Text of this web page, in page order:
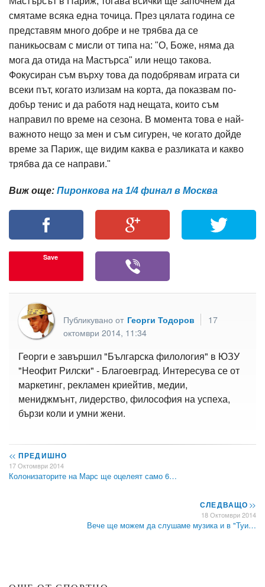
смятаме всяка една точица. През цялата година се
представям много добре и не трябва да се
паникьосвам с мисли от типа на: "О, Боже, няма да
мога да отида на Мастърса" или нещо такова.
Фокусиран съм върху това да подобрявам играта си
всеки път, когато излизам на корта, да показвам по-
добър тенис и да работя над нещата, които съм
направил по време на сезона. В момента това е най-
важното нещо за мен и съм сигурен, че когато дойде
време за Париж, ще видим каква е разликата и какво
трябва да се направи."
Виж още: Пиронкова на 1/4 финал в Москва
Save
Публикувано от Георги Тодоров
17
октомври 2014, 11:34
Георги е завършил "Българска филология" в ЮЗУ
"Неофит Рилски" - Благоевград. Интересува се от
маркетинг, рекламен криейтив, медии,
мениджмънт, лидерство, философия на успеха,
бързи коли и умни жени.
<< ПРЕДИШНО
17 Октомври 2014
Колонизаторите на Марс ще оцелеят само 6…
СЛЕДВАЩО>>
18 Октомври 2014
Вече ще можем да слушаме музика и в "Туи…